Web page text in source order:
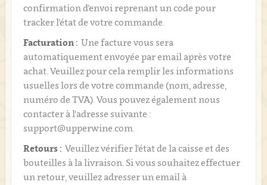
confirmation d’envoi reprenant un code pour
tracker l’état de votre commande.
Facturation : Une facture vous sera
automatiquement envoyée par email après votre
achat. Veuillez pour cela remplir les informations
usuelles lors de votre commande (nom, adresse,
numéro de TVA). Vous pouvez également nous
contacter à l'adresse suivante :
support@upperwine.com.
Retours : Veuillez vérifier l'état de la caisse et des
bouteilles à la livraison. Si vous souhaitez effectuer
un retour, veuillez adresser un email à